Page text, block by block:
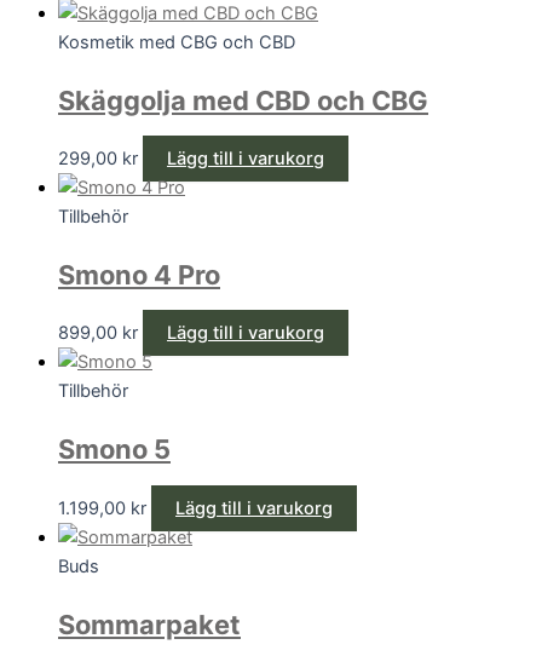
Kosmetik med CBG och CBD
Skäggolja med CBD och CBG
299,00 kr Lägg till i varukorg
Tillbehör
Smono 4 Pro
899,00 kr Lägg till i varukorg
Tillbehör
Smono 5
1.199,00 kr Lägg till i varukorg
Buds
Sommarpaket